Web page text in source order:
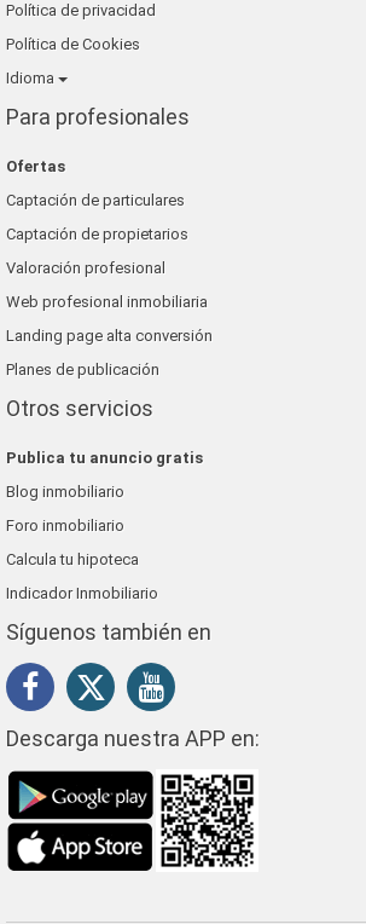
Política de privacidad
Política de Cookies
Idioma
Para profesionales
Ofertas
Captación de particulares
Captación de propietarios
Valoración profesional
Web profesional inmobiliaria
Landing page alta conversión
Planes de publicación
Otros servicios
Publica tu anuncio gratis
Blog inmobiliario
Foro inmobiliario
Calcula tu hipoteca
Indicador Inmobiliario
Síguenos también en
Descarga nuestra APP en: